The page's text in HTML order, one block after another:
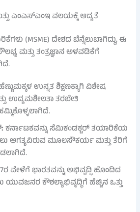
ಎಂಎಸ್‌ಎಂಇ ವಲಯಕ್ಕೆ ಆದ್ಯತೆ
(MSME) ದೇಶದ ಬೆನ್ನೆಲುಬಾಗಿದ್ದು, ಈ
ಮತ್ತು ತಂತ್ರಜ್ಞಾನ ಅಳವಡಿಕೆಗೆ
ಉನ್ನತ ಶಿಕ್ಷಣಕ್ಕಾಗಿ ವಿಶೇಷ
ಉದ್ಯಮಶೀಲತಾ ತರಬೇತಿ
ಕರ್ನಾಟಕವನ್ನು ಸೆಮಿಕಂಡಕ್ಟರ್ ತಯಾರಿಕೆಯ
ಅಗತ್ಯವಿರುವ ಮೂಲಸೌಕರ್ಯ ಮತ್ತು ತೆರಿಗೆ
ವೇಳೆಗೆ ಭಾರತವನ್ನು ಅಭಿವೃದ್ಧಿ ಹೊಂದಿದ
ಯುವಜನರ ಕೌಶಲ್ಯಾಭಿವೃದ್ಧಿಗೆ ಹೆಚ್ಚಿನ ಒತ್ತು